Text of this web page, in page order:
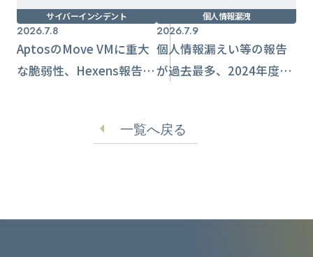
サイバーインシデント
2026.7.8
AptosのMove VMに重大
な脆弱性、Hexens報告で
個人情報漏洩
2026.7.9
個人情報漏えい等の報告
が過去最多、2024年度は
一覧へ戻る